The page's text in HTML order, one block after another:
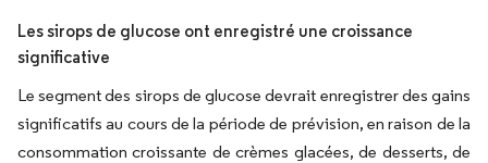
Les sirops de glucose ont enregistré une croissance
significative
Le segment des sirops de glucose devrait enregistrer des gains
significatifs au cours de la période de prévision, en raison de la
consommation croissante de crèmes glacées, de desserts, de